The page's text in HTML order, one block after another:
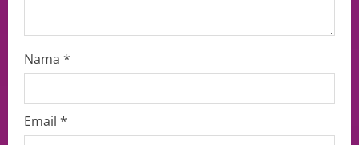
Nama *
Email *